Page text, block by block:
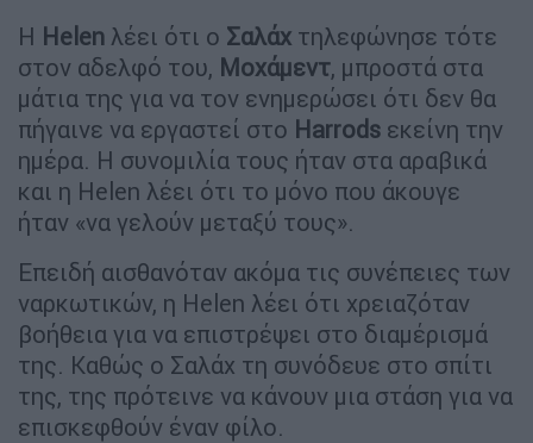
Η Helen λέει ότι ο Σαλάχ τηλεφώνησε τότε
στον αδελφό του, Μοχάμεντ, μπροστά στα
μάτια της για να τον ενημερώσει ότι δεν θα
πήγαινε να εργαστεί στο Harrods εκείνη την
ημέρα. Η συνομιλία τους ήταν στα αραβικά
και η Helen λέει ότι το μόνο που άκουγε
ήταν «να γελούν μεταξύ τους».
Επειδή αισθανόταν ακόμα τις συνέπειες των
ναρκωτικών, η Helen λέει ότι χρειαζόταν
βοήθεια για να επιστρέψει στο διαμέρισμά
της. Καθώς ο Σαλάχ τη συνόδευε στο σπίτι
της, της πρότεινε να κάνουν μια στάση για να
επισκεφθούν έναν φίλο.